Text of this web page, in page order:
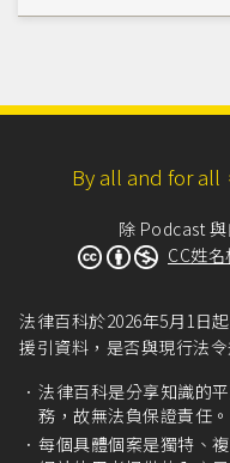
By all and for all
除 Podcast
CC姓
法律百科於2026年5月1日
援引資料，是否與現行法令
法律百科是分享知識的
務，故無法負保證責任。
每個具體個案是獨特、